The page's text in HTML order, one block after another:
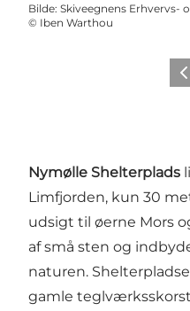
Bilde: Skiveegnens Erhvervs-
© Iben Warthou
Nymølle Shelterplads
Limfjorden, kun 30
udsigt til øerne Mors
af små sten og
naturen.
gamle